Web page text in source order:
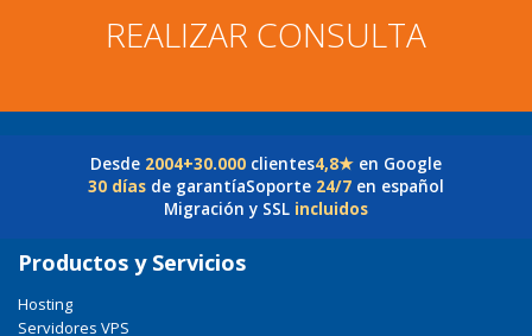
REALIZAR CONSULTA
Desde 2004+30.000 clientes4,8★ en Google
30 días de garantíaSoporte 24/7 en español
Migración y SSL incluidos
Productos y Servicios
Hosting
Servidores VPS